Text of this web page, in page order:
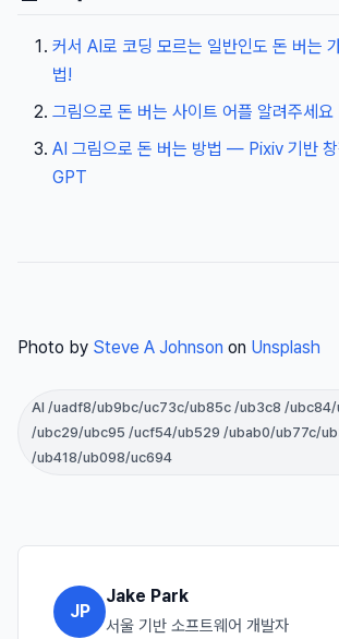
커서 AI로 코딩 모르는 일반인도 돈 버는
법!
그림으로 돈 버는 사이트 어플 알려주세
AI 그림으로 돈 버는 방법 — Pixiv 기반
GPT
Photo by Steve A Johnson on Unsplash
AI /uadf8/ub9bc/uc73c/ub85c /ub3c8 /
/ubc29/ubc95 /ucf54/ub529 /ubab0/ub77c/
/ub418/ub098/uc694
JP
Jake Park
서울 기반 소프트웨어 개발자